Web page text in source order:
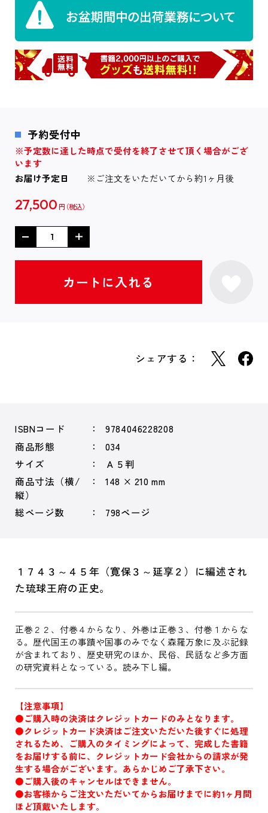
予約受付中
※予定数に達した時点で受付を終了させて頂く場合がござ
います
お届け予定日
※ご注文をいただいてから約1ヶ月後
27,500 円
シェアする：
ISBNコード
9784046228208
商品形態
034
サイズ
Ａ５判
商品寸法（横/
縦）
148 × 210 mm
総ページ数 798ページ
１７４３～４５年（寛保３～延享２）に編述され
た琉球王府の正史。
正巻２２、付巻４からなり、外巻は正巻３、付巻１からな
る。歴代国王の事蹟や国事のみでなく森羅万象に及ぶ記録
が含まれており、歴史研究のほか、民俗、民話など多方面
の研究資料となっている。読み下し編。
【注意事項】
●ご購入時の決済はクレジットカードのみとなります。
●クレジットカード決済はご注文いただいた後すぐに処理
されるため、ご購入のタイミングによって、完成した書籍
をお届けする前に、クレジットカード会社からの請求が発
生する場合がございます。あらかじめご了承下さい。
●ご購入後のキャンセルはできません。
●お客様からご注文いただいてからお届けまでに約1ヶ月間
ほど頂戴いたします。